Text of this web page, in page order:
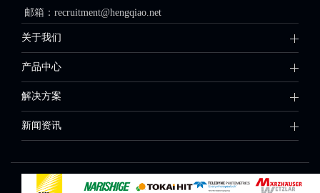
邮箱：recruitment@hengqiao.net
关于我们
产品中心
解决方案
新闻资讯